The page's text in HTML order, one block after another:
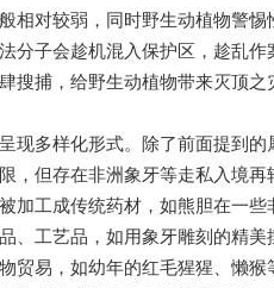
相对较弱，同时野生动植物警
分子会趁机混入保护区，趁乱作
搜捕，给野生动植物带来灭顶之
多样化形式。除了前面提到的
，但存在非洲象牙等走私入境
加工成传统药材，如熊胆在一
、工艺品，如用象牙雕刻的精
贸易，如幼年的红毛猩猩、懒